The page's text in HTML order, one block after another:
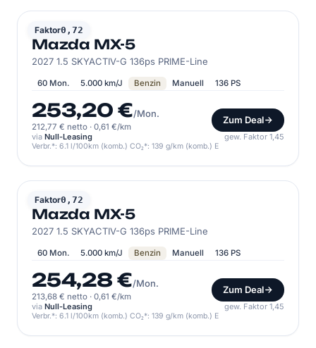
Faktor0,72
MAZDA
Mazda MX-5
2027 1.5 SKYACTIV-G 136ps PRIME-Line
60 Mon. 5.000 km/J Benzin Manuell 136 PS
253,20 €/Mon.
212,77 € netto · 0,61 €/km
Zum Deal
via Null-Leasing gew. Faktor 1,45
Verbr.*: 6.1 l/100km (komb.) CO₂*: 139 g/km (komb.) E
Faktor0,72
MAZDA
Mazda MX-5
2027 1.5 SKYACTIV-G 136ps PRIME-Line
60 Mon. 5.000 km/J Benzin Manuell 136 PS
254,28 €/Mon.
213,68 € netto · 0,61 €/km
Zum Deal
via Null-Leasing gew. Faktor 1,45
Verbr.*: 6.1 l/100km (komb.) CO₂*: 139 g/km (komb.) E